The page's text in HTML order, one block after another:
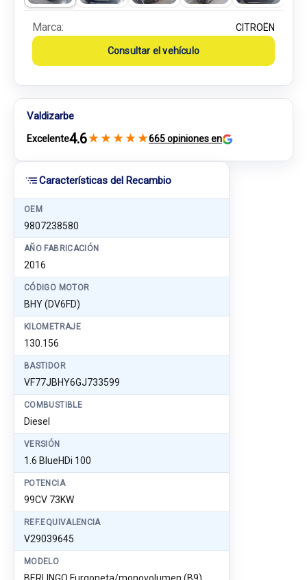
Características del Recambio
OEM
9807238580
AÑO FABRICACIÓN
2016
CÓDIGO MOTOR
BHY (DV6FD)
KILOMETRAJE
130.156
BASTIDOR
VF77JBHY6GJ733599
COMBUSTIBLE
Diesel
VERSIÓN
1.6 BlueHDi 100
POTENCIA
99CV 73KW
REF.EQUIVALENCIA
V29039645
MODELO
Marca: CITROËN
Consultar el vehículo
Valdizarbe
Excelente4.6★ ★ ★ ★ ★665 opiniones en